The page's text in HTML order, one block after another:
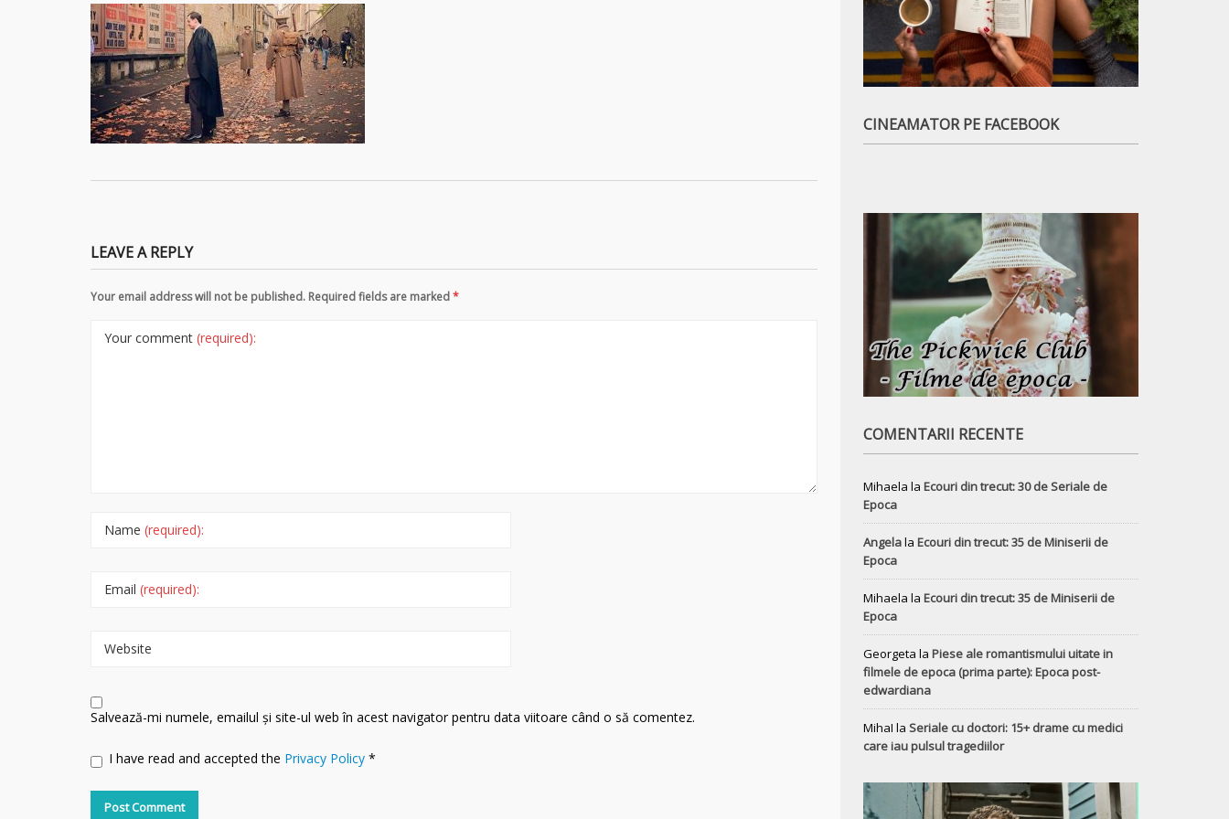
LEAVE A REPLY
Your email address will not be published. Required fields are marked*
Your comment (required):
Name (required):
Email (required):
Website
Salvează-mi numele, emailul și site-ul web în acest navigator pentru data viitoare când o să comentez.
I have read and accepted the Privacy Policy *
CINEAMATOR PE FACEBOOK
COMENTARII RECENTE
Mihaela la Ecouri din trecut: 30 de Seriale de
Epoca
Angelala Ecouri din trecut: 35 de Miniserii de
Epoca
Mihaela la Ecouri din trecut: 35 de Miniserii de
Epoca
Georgeta la Piese ale romantismului uitate in
filmele de epoca (prima parte): Epoca post-
edwardiana
MihaI la Seriale cu doctori: 15+ drame cu medici
care iau pulsul tragediilor